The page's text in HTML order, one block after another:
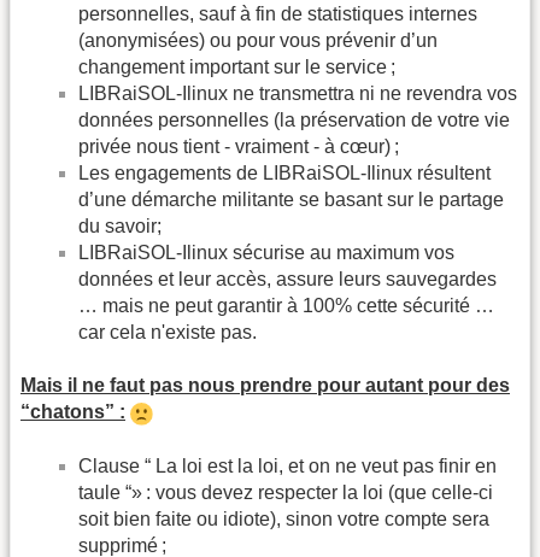
personnelles, sauf à fin de statistiques internes
(anonymisées) ou pour vous prévenir d’un
changement important sur le service ;
LIBRaiSOL-Ilinux ne transmettra ni ne revendra vos
données personnelles (la préservation de votre vie
privée nous tient - vraiment - à cœur) ;
Les engagements de LIBRaiSOL-Ilinux résultent
d’une démarche militante se basant sur le partage
du savoir;
LIBRaiSOL-Ilinux sécurise au maximum vos
données et leur accès, assure leurs sauvegardes
… mais ne peut garantir à 100% cette sécurité …
car cela n'existe pas.
Mais il ne faut pas nous prendre pour autant pour des
“chatons” :
Clause “ La loi est la loi, et on ne veut pas finir en
taule “» : vous devez respecter la loi (que celle-ci
soit bien faite ou idiote), sinon votre compte sera
supprimé ;